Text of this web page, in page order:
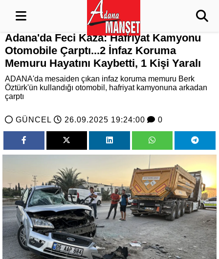
Adana'da Feci Kaza: Hafriyat Kamyonu
Otomobile Çarptı...2 İnfaz Koruma
Memuru Hayatını Kaybetti, 1 Kişi Yaralı
ADANA'da mesaiden çıkan infaz koruma memuru Berk
Öztürk'ün kullandığı otomobil, hafriyat kamyonuna arkadan
çarptı
GÜNCEL 26.09.2025 19:24:00 0